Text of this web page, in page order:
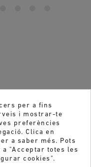
per a fins
i mostrar-te
preferències
Clica en
a saber més. Pots
"Acceptar totes les
cookies".